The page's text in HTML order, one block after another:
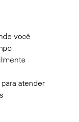
você
atender